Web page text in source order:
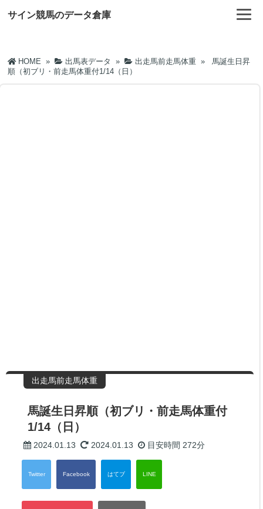
サイン競馬のデータ倉庫
HOME » 出馬表データ » 出走馬前走馬体重 »
馬誕生日昇
順（初ブリ・前走馬体重付1/14（日）
出走馬前走馬体重
馬誕生日昇順（初ブリ・前走馬体重付
1/14（日）
2024.01.13 2024.01.13 目安時間 272分